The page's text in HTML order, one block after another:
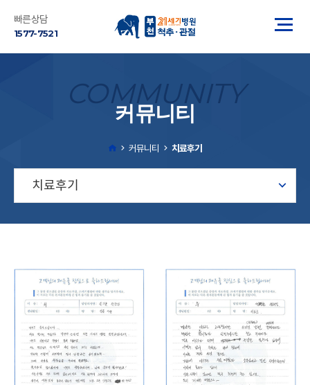
빠른상담
1577-7521
COMMUNITY
커뮤니티
커뮤니티 치료후기
치료후기